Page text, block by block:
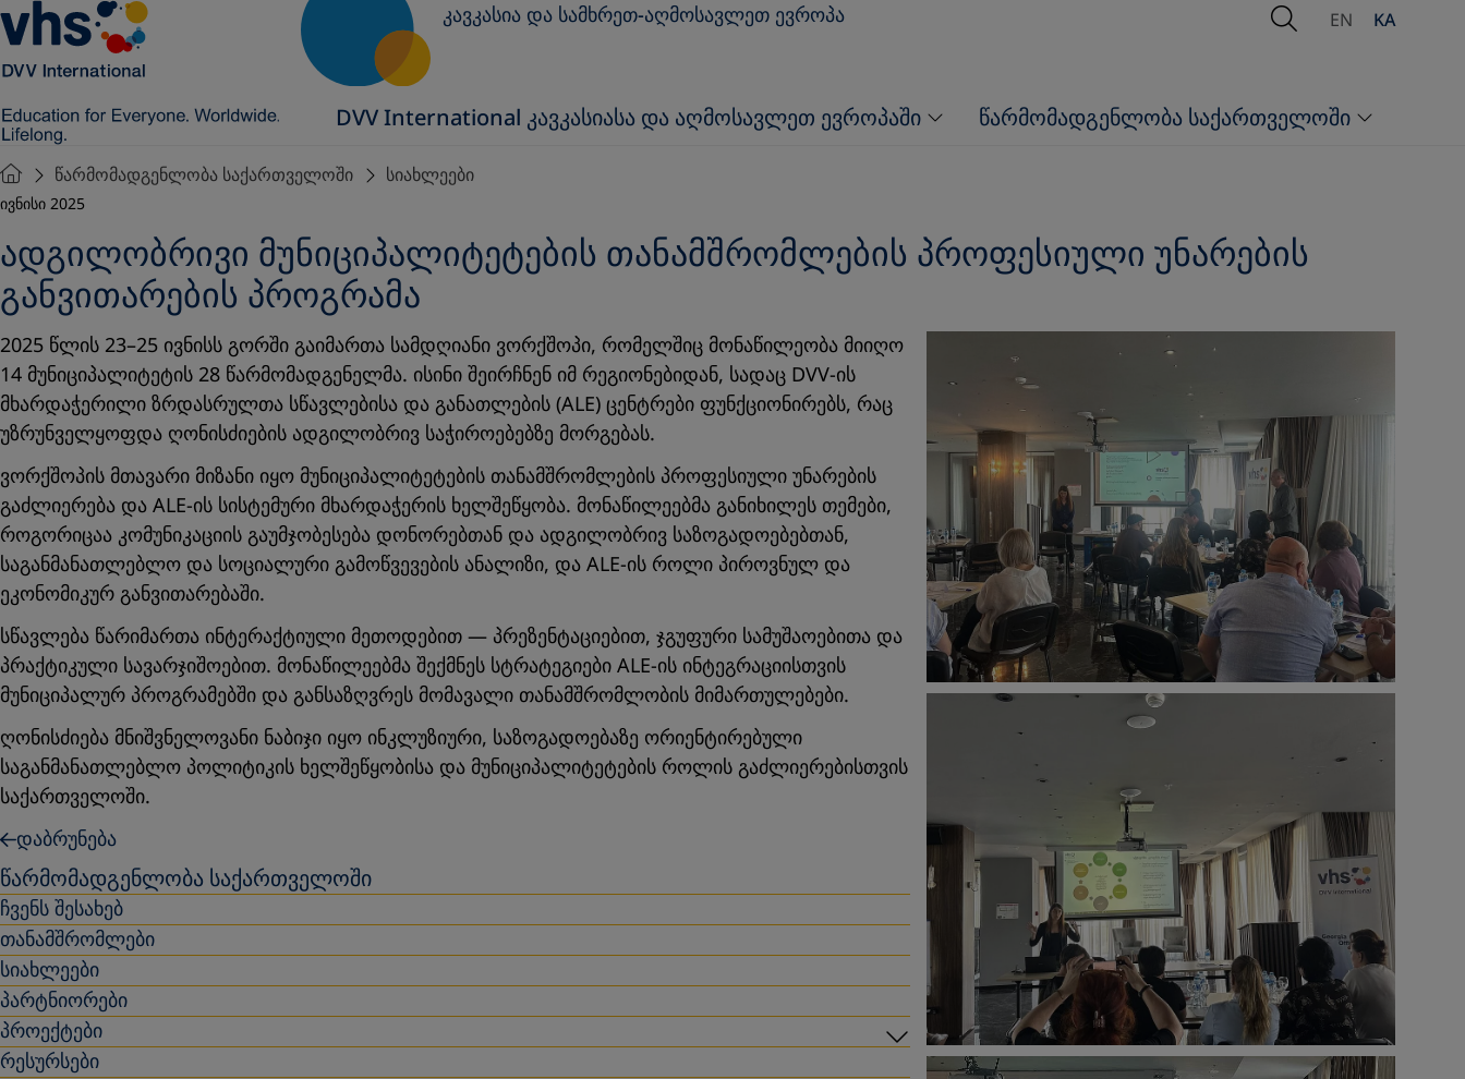
კავკასია და სამხრეთ-აღმოსავლეთ ევროპა Open Search
EN KA
DVV International კავკასიასა და აღმოსავლეთ ევროპაში წარმომადგენლობა საქართველოში
წარმომადგენლობა საქართველოში სიახლეები
ივნისი 2025
ადგილობრივი მუნიციპალიტეტების თანამშრომლების პროფესიული უნარების
განვითარების პროგრამა
2025 წლის 23–25 ივნისს გორში გაიმართა სამდღიანი ვორქშოპი, რომელშიც მონაწილეობა მიიღო
14 მუნიციპალიტეტის 28 წარმომადგენელმა. ისინი შეირჩნენ იმ რეგიონებიდან, სადაც DVV-ის
მხარდაჭერილი ზრდასრულთა სწავლებისა და განათლების (ALE) ცენტრები ფუნქციონირებს, რაც
უზრუნველყოფდა ღონისძიების ადგილობრივ საჭიროებებზე მორგებას.
ვორქშოპის მთავარი მიზანი იყო მუნიციპალიტეტების თანამშრომლების პროფესიული უნარების
გაძლიერება და ALE-ის სისტემური მხარდაჭერის ხელშეწყობა. მონაწილეებმა განიხილეს თემები,
როგორიცაა კომუნიკაციის გაუმჯობესება დონორებთან და ადგილობრივ საზოგადოებებთან,
საგანმანათლებლო და სოციალური გამოწვევების ანალიზი, და ALE-ის როლი პიროვნულ და
ეკონომიკურ განვითარებაში.
სწავლება წარიმართა ინტერაქტიული მეთოდებით — პრეზენტაციებით, ჯგუფური სამუშაოებითა და
პრაქტიკული სავარჯიშოებით. მონაწილეებმა შექმნეს სტრატეგიები ALE-ის ინტეგრაციისთვის
მუნიციპალურ პროგრამებში და განსაზღვრეს მომავალი თანამშრომლობის მიმართულებები.
ღონისძიება მნიშვნელოვანი ნაბიჯი იყო ინკლუზიური, საზოგადოებაზე ორიენტირებული
საგანმანათლებლო პოლიტიკის ხელშეწყობისა და მუნიციპალიტეტების როლის გაძლიერებისთვის
საქართველოში.
დაბრუნება
წარმომადგენლობა საქართველოში
ჩვენს შესახებ
თანამშრომლები
სიახლეები
პარტნიორები
პროექტები
რესურსები